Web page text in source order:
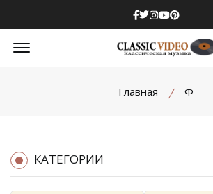
Facebook
Twitter
Instagram
Youtube
Pinterest
Offcanvas Menu Open
Главная Ф
КАТЕГОРИИ